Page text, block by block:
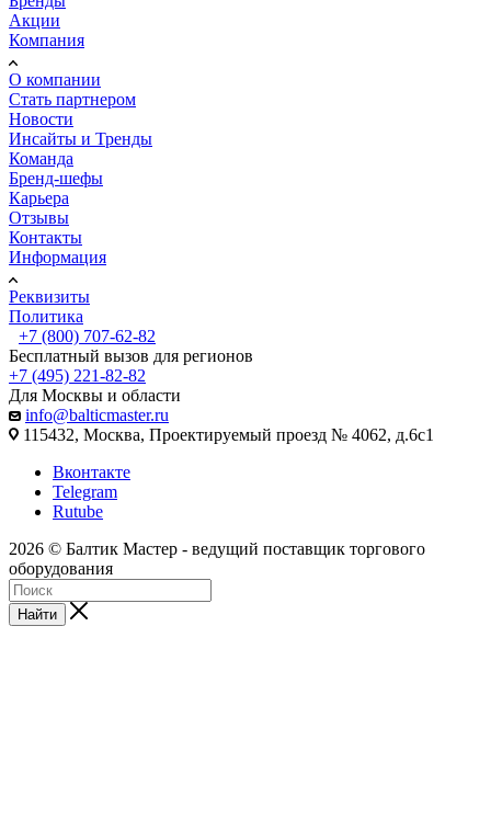
Акции
Компания
О компании
Стать партнером
Новости
Инсайты и Тренды
Команда
Бренд-шефы
Карьера
Отзывы
Контакты
Информация
Реквизиты
Политика
+7 (800) 707-62-82
Бесплатный вызов для регионов
+7 (495) 221-82-82
Для Москвы и области
info@balticmaster.ru
115432, Москва, Проектируемый проезд № 4062, д.6с1
Вконтакте
Telegram
Rutube
2026 © Балтик Мастер - ведущий поставщик торгового
оборудования
Найти